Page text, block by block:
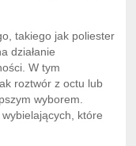
takiego jak poliester
działanie
W tym
roztwór z octu lub
wyborem.
które